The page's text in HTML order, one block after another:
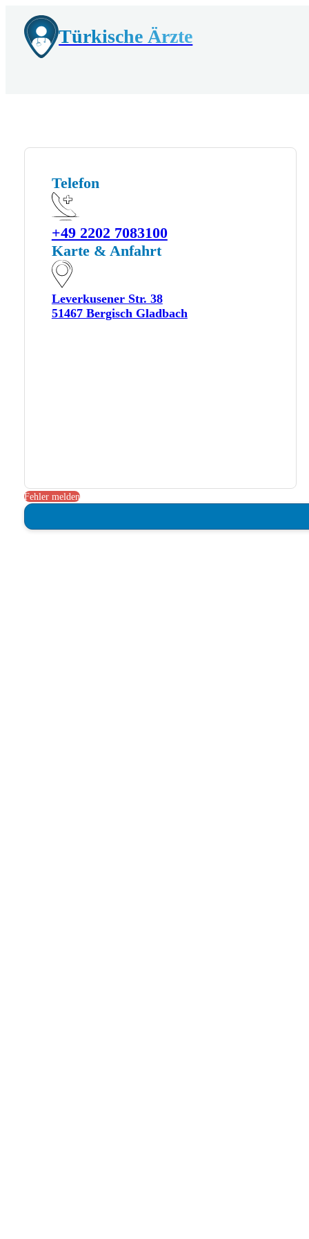
Türkische Ärzte
Telefon
+49 2202 7083100
Karte & Anfahrt
Leverkusener Str. 38
51467 Bergisch Gladbach
Fehler melden